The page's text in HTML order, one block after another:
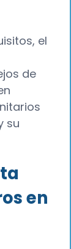
el
de
su
en